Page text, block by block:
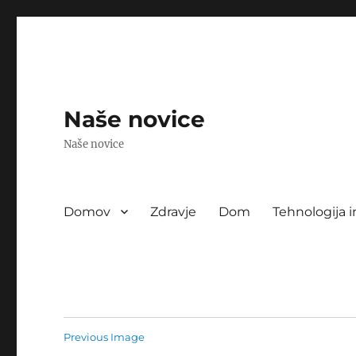
Naše novice
Naše novice
Domov Zdravje Dom Tehnologija
Previous Image